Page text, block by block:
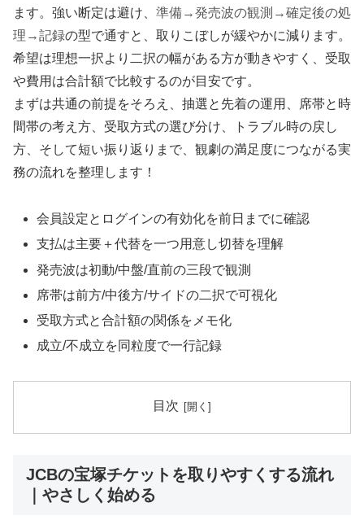
ます。強い断定は避け、 準備→発売波の観測→確定後の処
理→記録の型で通すと、取りこぼしが緩やかに減ります。
希望は理想一択より二択の幅がある方が動きやすく、受取
や費用は合計額で比較するのが目安です。
まずは共通の前提をそろえ、抽選と先着の運用、席帯と時
間帯の考え方、受取方式の選び分け、トラブル時の戻し
方、そして短い振り返りまで、観劇の満足度につながる実
務の流れを整理します！
会員設定とログインの有効化を前日までに確認
支払は主要＋代替を一つ用意し切替を理解
発売波は初動/中盤/直前の三段で観測
席帯は前方/中後方/サイドの二択で可視化
受取方式と合計額の関係をメモ化
成立/不成立を同粒度で一行記録
目次
JCBの宝塚チケットを取りやすくする流れ
｜やさしく始める